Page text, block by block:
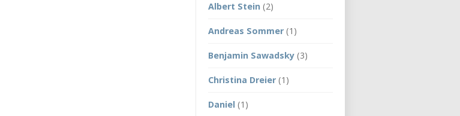
Albert Stein (2)
Andreas Sommer (1)
Benjamin Sawadsky (3)
Christina Dreier (1)
Daniel (1)